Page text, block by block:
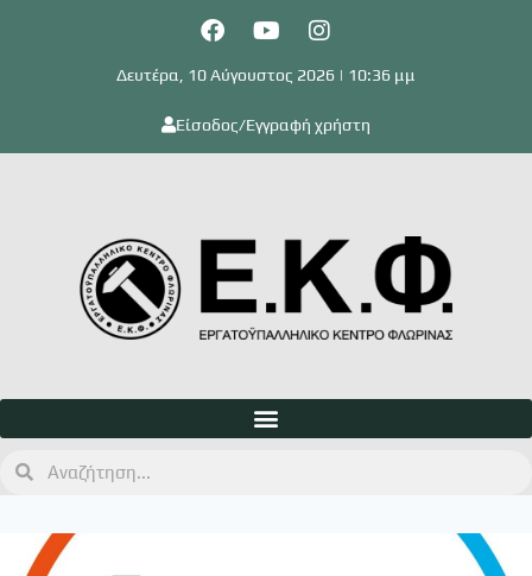
Δευτέρα, 10 Αύγουστος 2026 | 10:36 μμ
Είσοδος/Εγγραφή χρήστη